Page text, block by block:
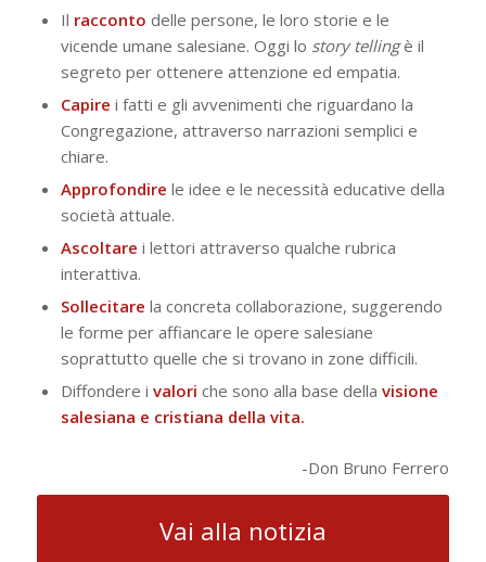
Il racconto delle persone, le loro storie e le
vicende umane salesiane. Oggi lo story tellingè il
segreto per ottenere attenzione ed empatia.
Capire i fatti e gli avvenimenti che riguardano la
Congregazione, attraverso narrazioni semplici e
chiare.
Approfondire le idee e le necessità educative della
società attuale.
Ascoltare i lettori attraverso qualche rubrica
interattiva.
Sollecitare la concreta collaborazione, suggerendo
le forme per affiancare le opere salesiane
soprattutto quelle che si trovano in zone difficili.
Diffondere i valori che sono alla base della visione
salesiana e cristiana della vita.
-Don Bruno Ferrero
Vai alla notizia